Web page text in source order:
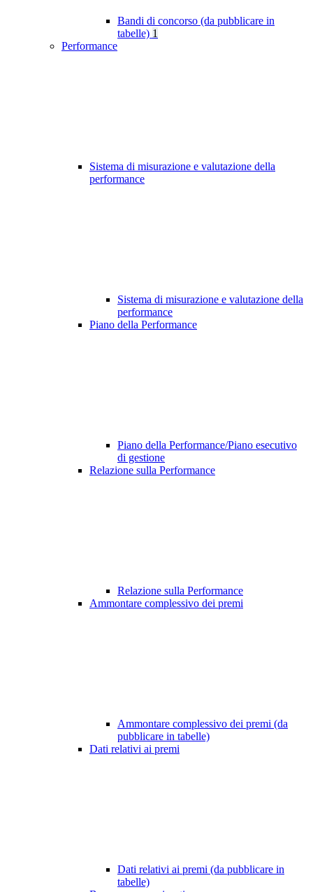
Bandi di concorso (da pubblicare in
tabelle) 1
Performance
Sistema di misurazione e valutazione della
performance
Sistema di misurazione e valutazione della
performance
Piano della Performance
Piano della Performance/Piano esecutivo
di gestione
Relazione sulla Performance
Relazione sulla Performance
Ammontare complessivo dei premi
Ammontare complessivo dei premi (da
pubblicare in tabelle)
Dati relativi ai premi
Dati relativi ai premi (da pubblicare in
tabelle)